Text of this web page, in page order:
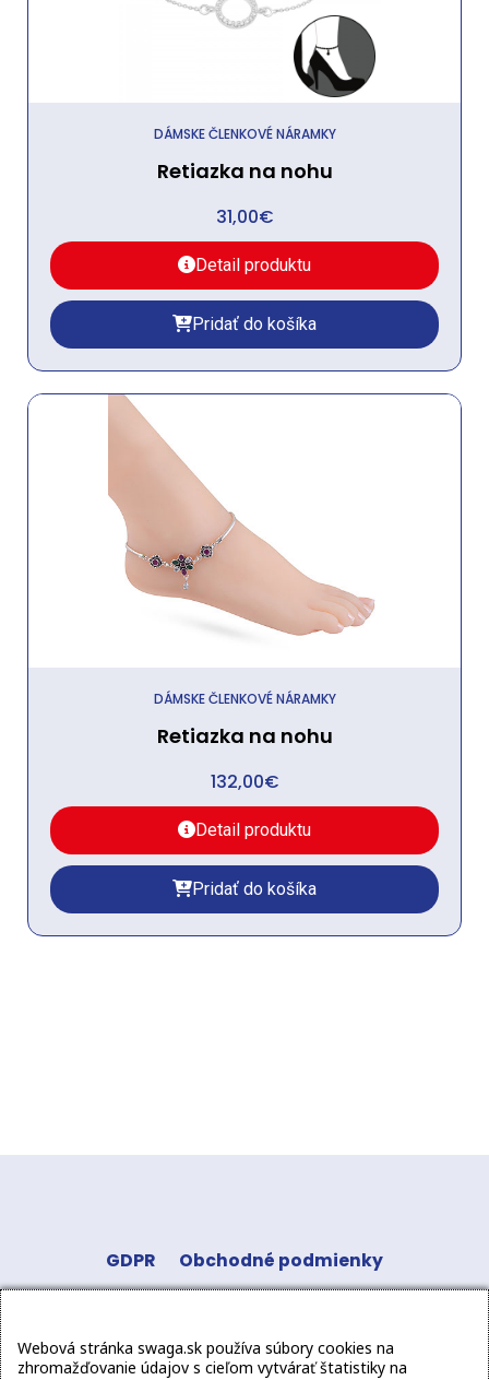
DÁMSKE ČLENKOVÉ NÁRAMKY
Retiazka na nohu
31,00€
Detail produktu
Pridať do košíka
DÁMSKE ČLENKOVÉ NÁRAMKY
Retiazka na nohu
132,00€
Detail produktu
Pridať do košíka
GDPR Obchodné podmienky
Sledujte
nás:
Webová stránka swaga.sk používa súbory cookies na
zhromažďovanie údajov s cieľom vytvárať štatistiky na